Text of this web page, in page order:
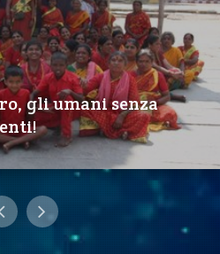
gli umani senza